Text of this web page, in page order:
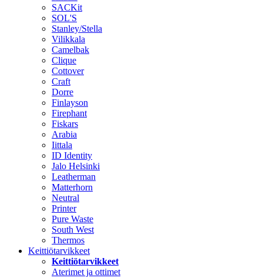
SACKit
SOL'S
Stanley/Stella
Vilikkala
Camelbak
Clique
Cottover
Craft
Dorre
Finlayson
Firephant
Fiskars
Arabia
Iittala
ID Identity
Jalo Helsinki
Leatherman
Matterhorn
Neutral
Printer
Pure Waste
South West
Thermos
Keittiötarvikkeet
Keittiötarvikkeet
Aterimet ja ottimet